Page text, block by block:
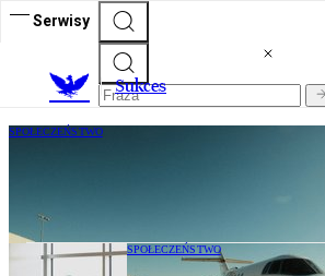
Serwisy
Sukces
SPOŁECZEŃSTWO
SPOŁECZEŃSTWO